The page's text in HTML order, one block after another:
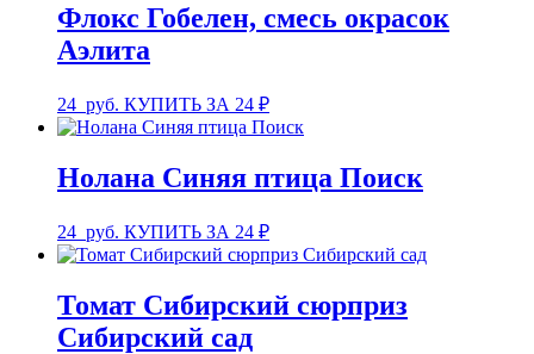
Флокс Гобелен, смесь окрасок
Аэлита
24 руб. КУПИТЬ ЗА 24 ₽
Нолана Синяя птица Поиск
24 руб. КУПИТЬ ЗА 24 ₽
Томат Сибирский сюрприз
Сибирский сад